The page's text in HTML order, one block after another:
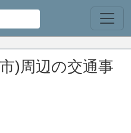
)周辺の交通事